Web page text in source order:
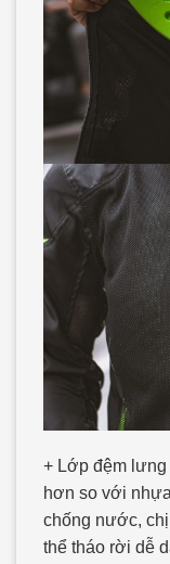
+ Lớp đệm
hơn so với
chống nước,
thể tháo rời dễ